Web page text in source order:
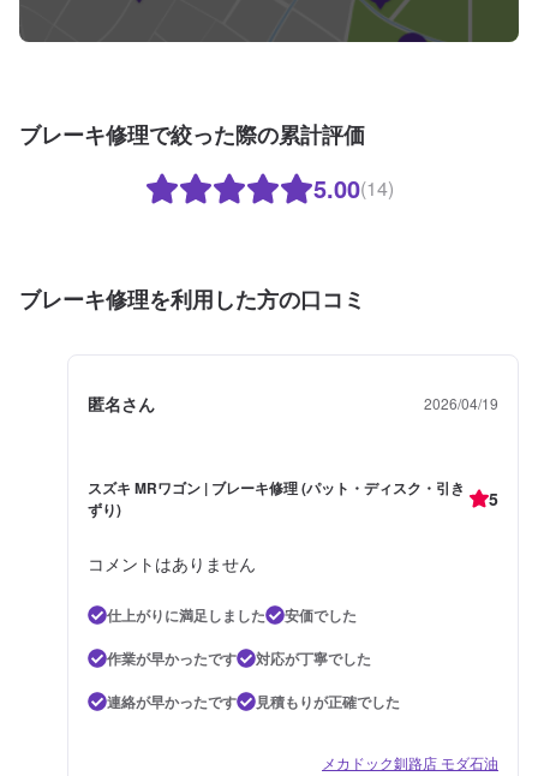
ブレーキ修理で絞った際の累計評価
5.00(14)
ブレーキ修理を利用した方の口コミ
匿名さん 2026/04/19
スズキ MRワゴン | ブレーキ修理 (パット・ディスク・引き
ずり)
5
コメントはありません
仕上がりに満足しました
安価でした
作業が早かったです
対応が丁寧でした
連絡が早かったです
見積もりが正確でした
メカドック釧路店 モダ石油